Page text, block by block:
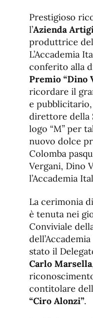
Prestigioso
l’Azienda
produttrice
L’Accademia
conferito alla
Premio “Dino
ricordare il
e pubblicitario,
direttore della
logo “M” per
nuovo dolce
Colomba
Vergani, Dino
l’Accademia
La cerimonia
è tenuta nei
Conviviale
stato il
Carlo Marsella
contitolare
“Ciro Alonzi”.